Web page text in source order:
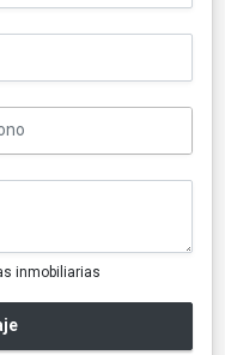
inmobiliarias